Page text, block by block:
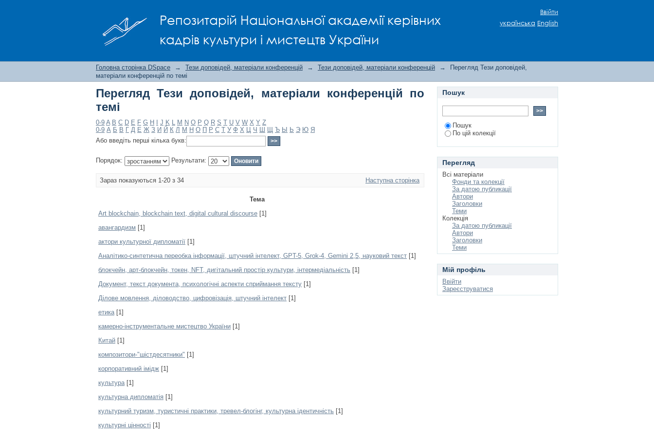
Репозитарій Національної академії керівних
кадрів культури і мистецтв України
Ввійти
українська English
Головна сторінка DSpace → Тези доповідей, матеріали конференцій → Тези доповідей, матеріали конференцій →
Перегляд Тези доповідей,
матеріали конференцій по темі
Перегляд Тези доповідей, матеріали конференцій по
темі
0-9 A B C D E F G H J K L M N O P Q R S T U V W X Y Z
0-9 А Б В Г Д Е Ж З И Й К Л М Н О П Р С Т У Ф Х Ц Ч Ш Щ Ъ Ы Ь Э Ю Я
Або введіть перші кілька букв:
Порядок: Результати:
Зараз показуються 1-20 з 34 Наступна сторінка
Тема
Art blockchain, blockchain text, digital cultural discourse [1]
авангардизм [1]
актори культурної дипломатії [1]
Аналітико-синтетична переобка інформації, штучний інтелект, GPT-5, Grok-4, Gemini 2,5, науковий текст [1]
блокчейн, арт-блокчейн, токен, NFT, дигітальний простір культури, інтермедіальність [1]
Документ, текст документа, психологічні аспекти сприймання тексту [1]
Ділове мовлення, діловодство, цифровізація, штучний інтелект [1]
етика[1]
камерно-інструментальне мистецтво України [1]
Китай [1]
композитори-"шістдесятники" [1]
корпоративний імідж [1]
культура[1]
культурна дипломатія [1]
культурний туризм, туристичні практики, тревел-блогінг, культурна ідентичність [1]
культурні цінності [1]
Пошук
Пошук
По цій колекції
Перегляд
Всі матеріали
Фонди та колекції
За датою публикації
Автори
Заголовки
Теми
Колекція
За датою публикації
Автори
Заголовки
Теми
Мій профіль
Ввійти
Зареєструватися